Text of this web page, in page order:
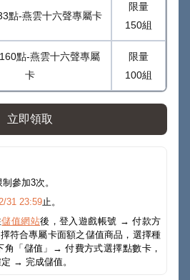
點-燕雲十六聲專屬卡
限量
150組
點-燕雲十六聲專屬
卡
限量
100組
立即領取
參加3次。
31 23:59止。
儲值網站後，登入遊戲帳號 → 付款方
符合專屬卡面額之儲值商品，選擇種
角「儲值」→ 付費方式選擇點數卡，
→ 完成儲值。